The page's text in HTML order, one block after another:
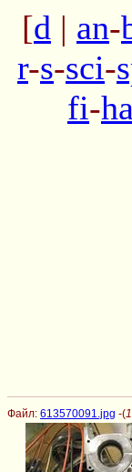
[d | an-
r-s-sci-
fi-
Файл: 613570091.jpg -(